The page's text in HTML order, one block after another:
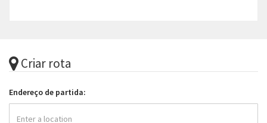
Criar rota
Endereço de partida: